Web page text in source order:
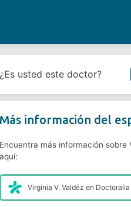
¿Es usted este doctor?
Más información del
Encuentra más información sobre
aquí:
Virginia V. Valdéz en Doctoralia